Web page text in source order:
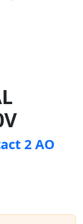
2 AO